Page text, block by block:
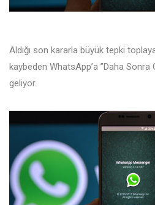
Aldığı son kararla büyük tepki
kaybeden WhatsApp’a ”Daha Sonra
geliyor.